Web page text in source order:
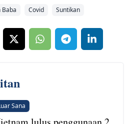
Baba Covid Suntikan
Sana